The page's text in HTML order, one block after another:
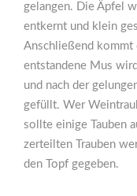
gelangen. Die Äpfel
entkernt und klein
Anschließend kommt
entstandene Mus
und nach der
gefüllt. Wer
sollte einige Tauben
zerteilten Trauben
den Topf gegeben.